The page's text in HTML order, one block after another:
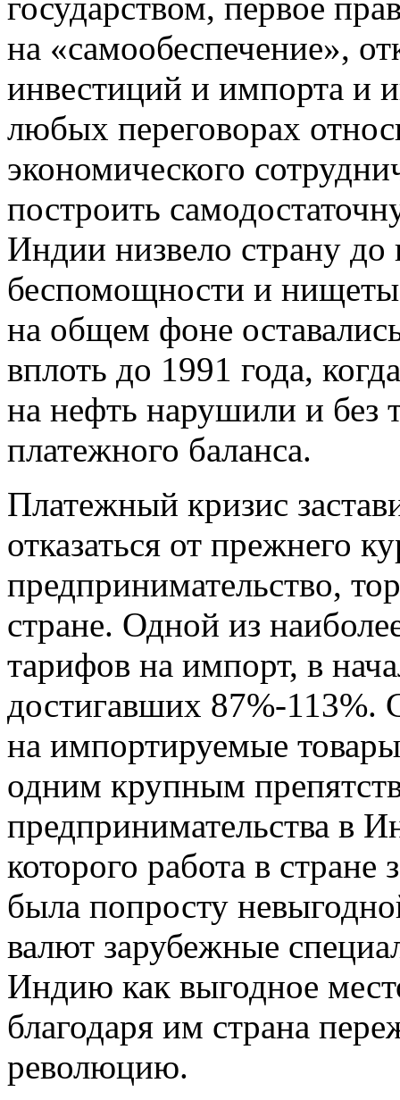
на «самообеспечение»,
инвестиций и импорта и
любых переговорах
экономического
построить
Индии низвело страну
беспомощности и
на общем фоне
вплоть до 1991 года,
на нефть нарушили и без
платежного баланса.
Платежный кризис
отказаться от прежнего
предпринимательство,
стране. Одной из
тарифов на импорт, в
достигавших 87%-
на импортируемые
одним крупным
предпринимательства в
которого работа в
была попросту
валют зарубежные
Индию как выгодное
благодаря им страна
революцию.